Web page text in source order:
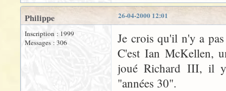
26-04-2000 12:01
Philippe
Inscription : 1999
Messages : 306
Je crois qu'il n'y a
C'est Ian McKellen,
joué Richard III, il y
"années 30".